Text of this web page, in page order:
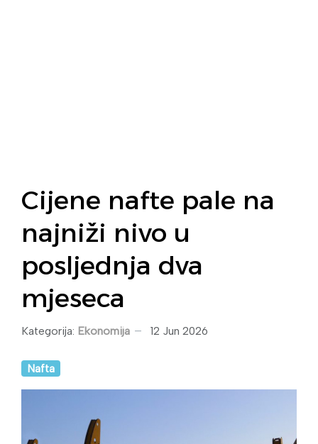
Cijene nafte pale na
najniži nivo u
posljednja dva
mjeseca
Kategorija: Ekonomija 12 Jun 2026
Nafta